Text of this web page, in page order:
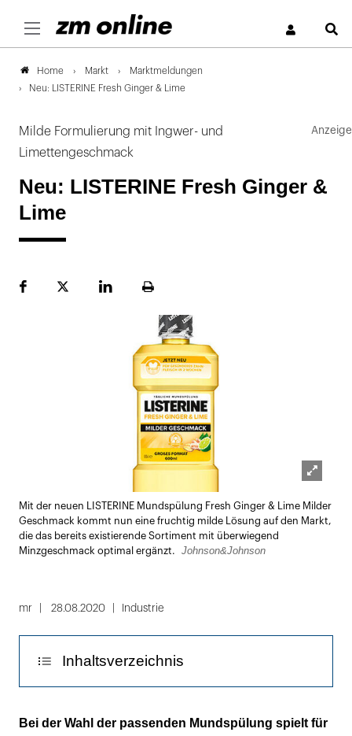
Home Markt
Marktmeldungen
Neu: LISTERINE Fresh Ginger & Lime
Milde Formulierung mit Ingwer- und
Limettengeschmack
Neu: LISTERINE Fresh Ginger &
Lime
FacebookPlattformLinekdInSeite
öffnen
Mit der neuen LISTERINE Mundspülung Fresh Ginger & Lime Milder
Geschmack kommt nun eine fruchtig milde Lösung auf den Markt,
die das bereits existierende Sortiment mit überwiegend
Minzgeschmack optimal ergänzt.
Johnson&Johnson
mr 28.08.2020 Industrie
Inhaltsverzeichnis
NEU: LISTERINE Fresh Ginger & Lime
Bei der Wahl der passenden Mundspülung spielt für